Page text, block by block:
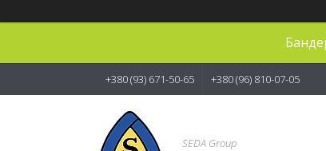
+380 (93) 671-50-65 +380 (96) 810-07-05
SEDA Group